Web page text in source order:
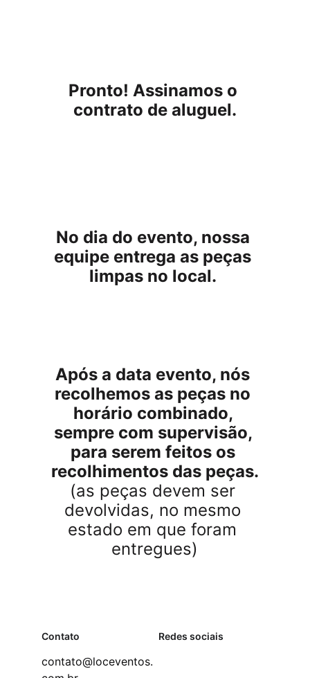
Pronto! Assinamos o
contrato de aluguel.
No dia do evento, nossa
equipe entrega as peças
limpas no local.
Após a data evento, nós
recolhemos as peças no
horário combinado,
sempre com supervisão,
para serem feitos os
recolhimentos das peças.
(as peças devem ser
devolvidas, no mesmo
estado em que foram
entregues)
Contato
contato@loceventos.
Redes sociais